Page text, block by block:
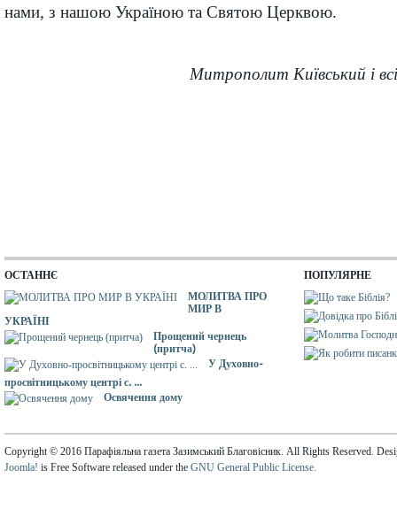
нами, з нашою Україною та Святою Церквою.
Митрополит Київський і
ОСТАННЄ
МОЛИТВА ПРО
МИР В
УКРАЇНІ
Прощений чернець
(притча)
У Духовно-
просвітницькому центрі с. ...
Освячення дому
ПОПУЛЯРНЕ
Copyright © 2016 Парафіяльна газета Зазимський Благовісник. All Rights Reserved.
Joomla! is Free Software released under the GNU General Public License.